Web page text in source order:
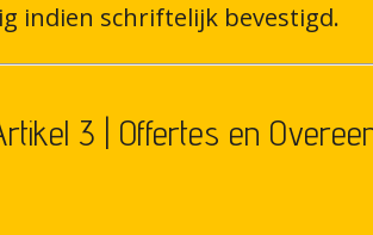
indien schriftelijk bevestigd.
3 | Offertes en